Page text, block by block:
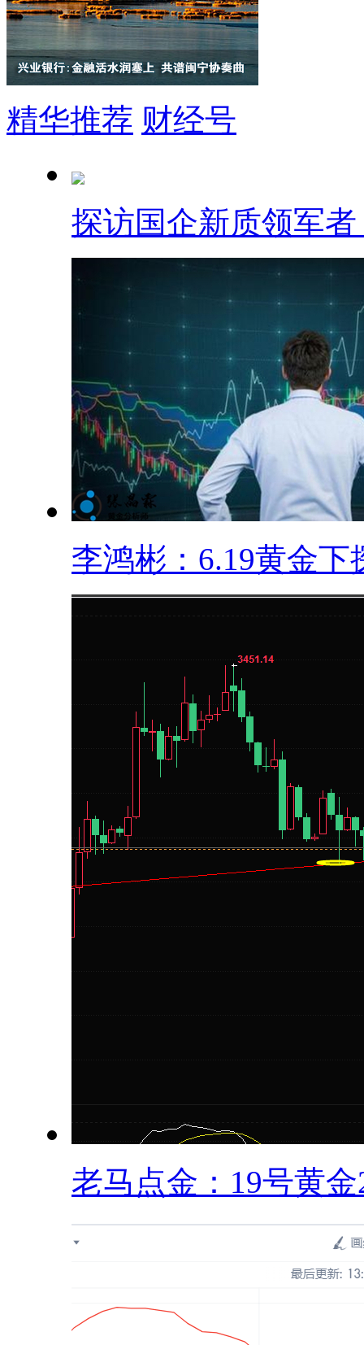
精华推荐 财经号
探访国企新质领军者
李鸿彬：6.19黄金下
老马点金：19号黄金